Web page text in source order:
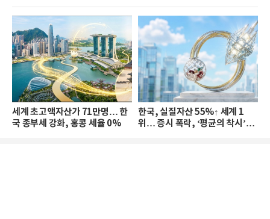
세계 초고액자산가 71만명… 한
국 종부세 강화, 홍콩 세율 0%
한국, 실질자산 55%↑ 세계 1
위… 증시 폭락, ‘평균의 착시’와